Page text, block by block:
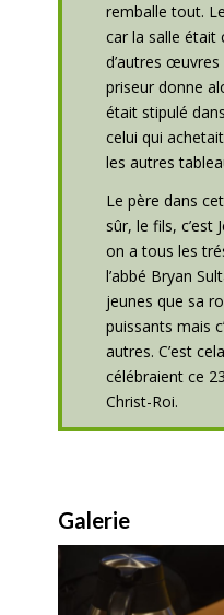
remballe tout.
car la salle était
d’autres
priseur donne
était stipulé
celui qui
les autres
Le père dans
sûr, le fils, c’est
on a tous les
l’abbé Bryan
jeunes que sa
puissants mais
autres. C’est
célébraient ce
Christ-Roi.
Galerie